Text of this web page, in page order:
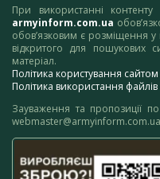
При використанні
armyinform.com.ua
обов’язковим є розміщення
відкритого для пошукових
матеріал.
Політика користування
Політика використання
Зауваження та пропозиції
webmaster@armyinform.com.ua